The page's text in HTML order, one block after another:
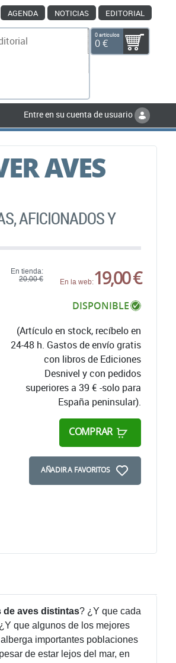
AGENDA NOTICIAS EDITORIAL
0 artículos
0 €
Entre en su cuenta de usuario
AVES
AFICIONADOS Y
En tienda:
20,00 €
En la web:19,00 €
DISPONIBLE
(Artículo en stock, recíbelo en
24-48 h. Gastos de envío gratis
con libros de Ediciones
Desnivel y con pedidos
superiores a 39 € -solo para
España peninsular).
COMPRAR
AÑADIR A FAVORITOS
de aves distintas? ¿Y que cada
que algunos de los mejores
importantes poblaciones
de estar lejos del mar, en